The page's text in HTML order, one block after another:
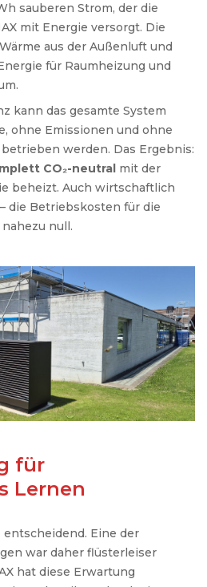
sauberen Strom, der die
mit Energie versorgt. Die
Wärme aus der Außenluft und
für Raumheizung und
kann das gesamte System
, ohne Emissionen und ohne
betrieben werden. Das Ergebnis:
CO₂-neutral mit der
beheizt. Auch wirtschaftlich
– die Betriebskosten für die
nahezu null.
für
Lernen
entscheidend. Eine der
war daher flüsterleiser
hat diese Erwartung